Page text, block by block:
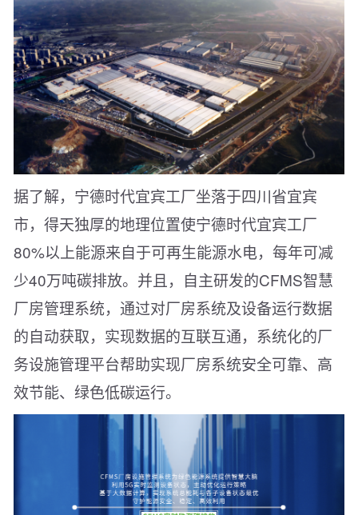
据了解，宁德时代宜宾工厂坐落于四川省宜宾
市，得天独厚的地理位置使宁德时代宜宾工厂
80%以上能源来自于可再生能源水电，每年可减
少40万吨碳排放。并且，自主研发的CFMS智慧
厂房管理系统，通过对厂房系统及设备运行数据
的自动获取，实现数据的互联互通，系统化的厂
务设施管理平台帮助实现厂房系统安全可靠、高
效节能、绿色低碳运行。